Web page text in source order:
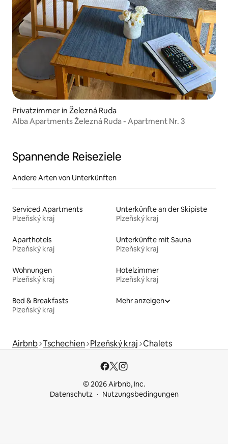
Privatzimmer in Železná Ruda
Alba Apartments Železná Ruda - Apartment Nr. 3
Spannende Reiseziele
Andere Arten von Unterkünften
Serviced Apartments
Plzeňský kraj
Unterkünfte an der Skipiste
Plzeňský kraj
Aparthotels
Plzeňský kraj
Unterkünfte mit Sauna
Plzeňský kraj
Wohnungen
Plzeňský kraj
Hotelzimmer
Plzeňský kraj
Bed & Breakfasts
Plzeňský kraj
Mehr anzeigen
Airbnb Tschechien Plzeňský kraj Chalets
© 2026 Airbnb, Inc.
Datenschutz
Nutzungsbedingungen